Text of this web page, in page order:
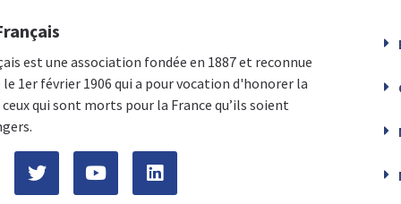
est une association fondée en 1887 et reconnue
1er février 1906 qui a pour vocation d'honorer la
qui sont morts pour la France qu’ils soient